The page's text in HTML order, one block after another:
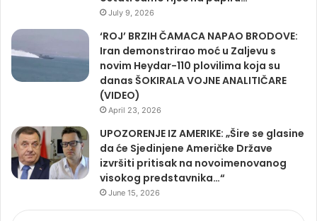
July 9, 2026
‘ROJ’ BRZIH ČAMACA NAPAO BRODOVE:
Iran demonstrirao moć u Zaljevu s
novim Heydar-110 plovilima koja su
danas ŠOKIRALA VOJNE ANALITIČARE
(VIDEO)
April 23, 2026
UPOZORENJE IZ AMERIKE: „Šire se glasine
da će Sjedinjene Američke Države
izvršiti pritisak na novoimenovanog
visokog predstavnika…“
June 15, 2026